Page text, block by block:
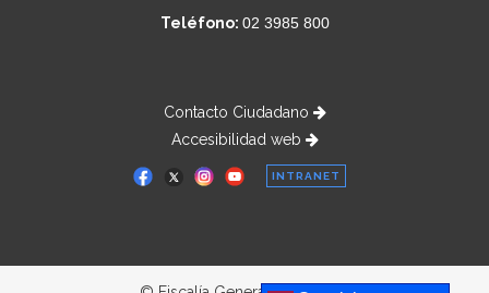
Teléfono: 02 3985 800
Contacto Ciudadano
Accesibilidad web
INTRANET